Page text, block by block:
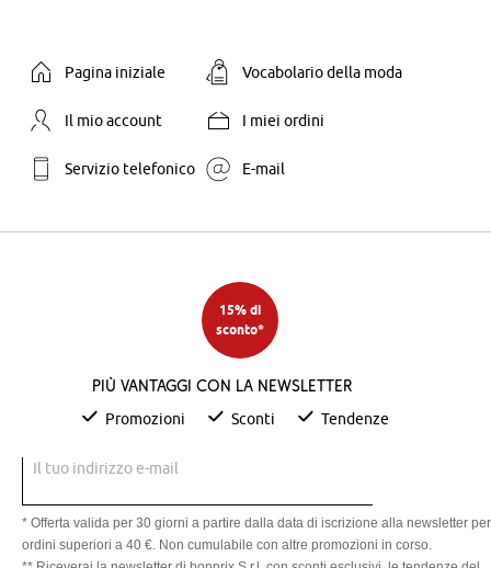
Pagina iniziale Vocabolario della moda
Il mio account I miei ordini
Servizio telefonico E-mail
15% di
sconto*
Più vantaggi con la newsletter
Promozioni Sconti Tendenze
Il tuo indirizzo e-mail
* Offerta valida per 30 giorni a partire dalla data di iscrizione alla newsletter per
ordini superiori a 40 €. Non cumulabile con altre promozioni in corso.